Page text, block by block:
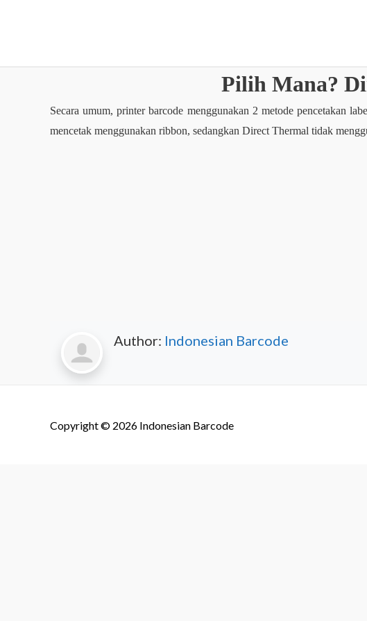
Pilih Mana?
Secara umum, printer barcode menggunakan 2 metode pencetakan
mencetak menggunakan ribbon, sedangkan Direct Thermal tidak
Author: Indonesian Barcode
Copyright © 2026 Indonesian Barcode